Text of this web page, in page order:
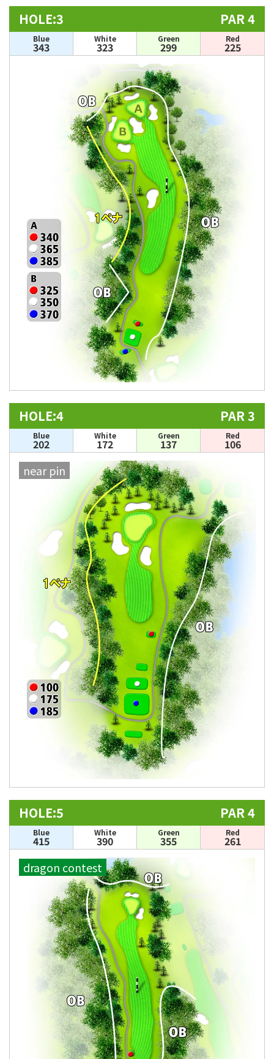
HOLE:3 PAR 4
Blue
343
White
323
Green
299
Red
225
HOLE:4 PAR 3
Blue
202
White
172
Green
137
Red
106
near pin
HOLE:5 PAR 4
Blue
415
White
390
Green
355
Red
261
dragon contest